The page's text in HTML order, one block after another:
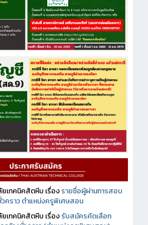
ยเทคนิคสัตหีบ เรื่องรายชื่อผู้ผ่านการสอบ
คราว ตำแหน่งครูพิเศษสอน
ยเทคนิคสัตหีบ เรื่องรับสมัครคัดเลือก